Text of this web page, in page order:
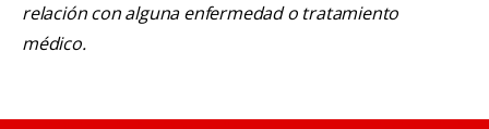
relación con alguna enfermedad o tratamiento
médico.